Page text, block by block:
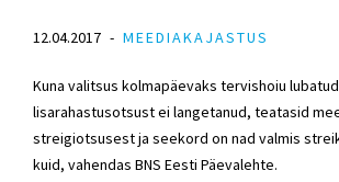
12.04.2017 MEEDIAKAJASTUS
Kuna valitsus kolmapäevaks tervishoiu lubatud
lisarahastusotsust ei langetanud, teatasid
streigiotsusest ja seekord on nad valmis
kuid, vahendas BNS Eesti Päevalehte.